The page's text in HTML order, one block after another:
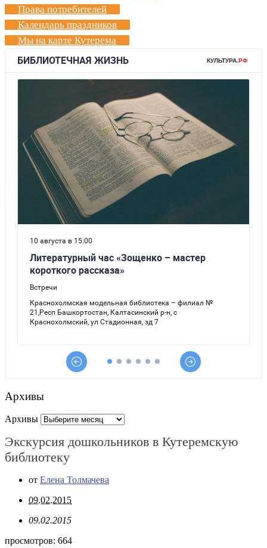
Права потребителей
Календарь праздников
Мы на карте Кутерема
Архивы
Архивы
Экскурсия дошкольников в Кутеремскую
библиотеку
от Елена Толмачева
09.02.2015
09.02.2015
просмотров: 664